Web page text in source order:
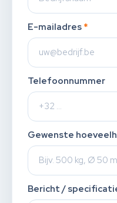
E-mailadres *
Telefoonnummer
Gewenste
Bericht /